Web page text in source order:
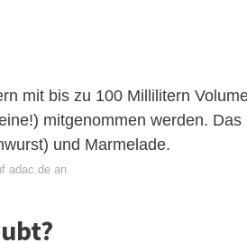
mit bis zu 100 Millilitern
mitgenommen werden. Das
und Marmelade.
adac.de an